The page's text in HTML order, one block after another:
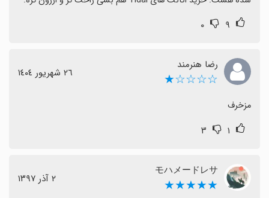
۹ ۰
رضا هنرمند
☆☆☆☆★ ٢٦ شهریور ١٤٠٤
مزخرف
۱ ۳
モハメードレサ
★★★★★ ٢ آذر ١٣٩٧